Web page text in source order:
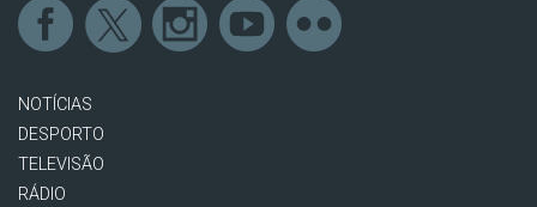
NOTÍCIAS
DESPORTO
TELEVISÃO
RÁDIO